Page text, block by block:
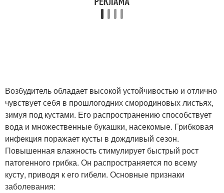
Возбудитель обладает высокой устойчивостью и отлично
чувствует себя в прошлогодних смородиновых листьях,
зимуя под кустами. Его распространению способствует
вода и множественные букашки, насекомые. Грибковая
инфекция поражает кусты в дождливый сезон.
Повышенная влажность стимулирует быстрый рост
патогенного грибка. Он распространяется по всему
кусту, приводя к его гибели. Основные признаки
заболевания: